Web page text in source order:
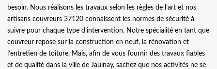
besoin. Nous réalisons les travaux selon les règles de l’art et nos
artisans couvreurs 37120 connaissent les normes de sécurité à
suivre pour chaque type d’intervention. Notre spécialité en tant que
couvreur repose sur la construction en neuf, la rénovation et
l’entretien de toiture. Mais, afin de vous fournir des travaux fiables
et de qualité dans la ville de Jaulnay, sachez que nos activités ne se